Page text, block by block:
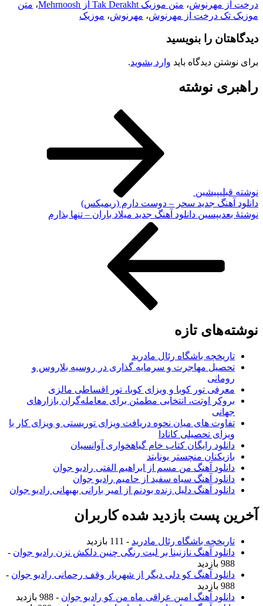
درخت از مهرنوش، متن موزیک Tak Derakht از Mehrnoosh ، متن
موزیک تک درخت از مهرنوش، مهرنوش، موزیک
دیدگاهتان را بنویسید
برای نوشتن دیدگاه باید وارد بشوید.
راهبری نوشته
نوشته قبلیپیشین
دانلود آهنگ جدید سحر – دوست دارم (ریمیکس)
نوشته‌ٔ بعدیپسین دانلود آهنگ جدید میلاد باران – تنها بذارم
نوشته‌های تازه
تاریخچه باشگاه رئال مادرید
تحصیل مهاجرت و سرمایه گذاری در روسیه بلاروس و
رومانی
معرفی تور کوبا و ویزای کوبا، تور اقساطی مالزی
بروکر اوتت، انتخابی مطمئن برای معامله‌گران بازارهای
جهانی
تفاوت های میان نحوه دریافت ویزای توریستی و ویزای کار با
ویزای تحصیلی کانادا
دانلود رایگان کتاب خام گیاهخواری آوانسیان
بازیکنان منچستر یونایتد
دانلود آهنگ من مسم از ابراهیم الفتی رادیو جوان
دانلود آهنگ سیاه سفید از حامیم رادیو جوان
دانلود آهنگ دلیل زنده بودنم از امیر بارانی بهبهانی رادیو جوان
آخرین پست بازدید شده کاربران
تاریخچه باشگاه رئال مادرید - 111 بازدید
دانلود آهنگ نازنینا بر لبت رنگی چنین دلکش نزن رادیو جوان -
988 بازدید
دانلود آهنگ کو دلی دیگر از شهریار وقف رحمانی رادیو جوان -
988 بازدید
دانلود آهنگ امین عراقی ماه من کو رادیو جوان - 988 بازدید